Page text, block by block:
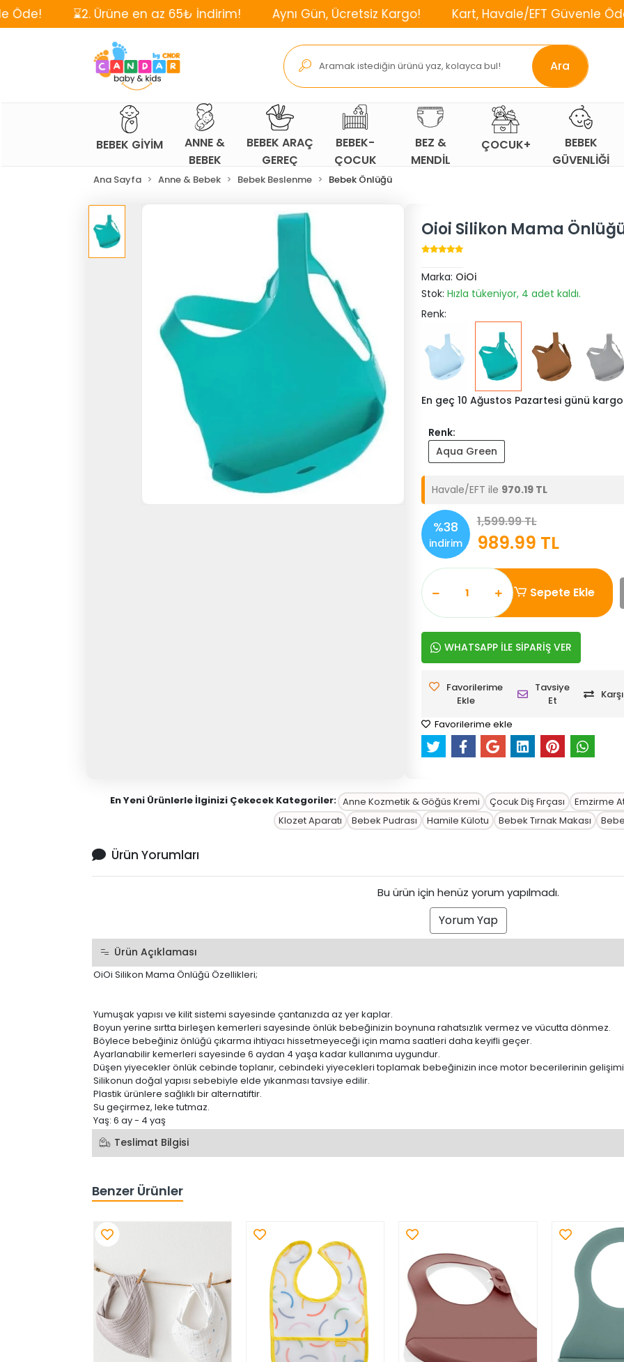
⌛2. Ürüne en az 65₺ İndirim! Aynı Gün, Ücretsiz Kargo! Kart, Havale/EFT Güvenle Öde! ⌛2.
Ara
BEBEK GİYİM
ANNE &
BEBEK
BEBEK ARAÇ
GEREÇ
BEBEK-
ÇOCUK
ODASI
BEZ &
MENDİL
ÇOCUK+
BEBEK
GÜVENLİĞİ
Ana Sayfa Anne & Bebek Bebek Beslenme Bebek Önlüğü
Oioi Silikon Mama
Marka: OiOi
Stok: Hızla tükeniyor, 4 adet kaldı.
Renk:
En geç 10 Ağustos Pazartesi günü
Renk:
Aqua Green
Havale/EFT ile 970.19 TL
%38
indirim
1,599.99 TL
989.99 TL
Sepete Ekle
WHATSAPP İLE SİPARİŞ VER
Favorilerime
Ekle
Tavsiye
Et
Favorilerime ekle
En Yeni Ürünlerle İlginizi Çekecek Kategoriler: Anne Kozmetik & Göğüs Kremi Çocuk Diş Fırçası Emzirme
Klozet Aparatı
Bebek Pudrası Hamile Külotu Bebek Tırnak Makası
Ürün Yorumları
Bu ürün için henüz yorum yapılmadı.
Yorum Yap
Ürün Açıklaması
OiOi Silikon Mama Önlüğü Özellikleri;
Yumuşak yapısı ve kilit sistemi sayesinde çantanızda az yer kaplar.
Boyun yerine sırtta birleşen kemerleri sayesinde önlük bebeğinizin boynuna rahatsızlık vermez ve vücutta dönmez.
Böylece bebeğiniz önlüğü çıkarma ihtiyacı hissetmeyeceği için mama saatleri daha keyifli geçer.
Ayarlanabilir kemerleri sayesinde 6 aydan 4 yaşa kadar kullanıma uygundur.
Düşen yiyecekler önlük cebinde toplanır, cebindeki yiyecekleri toplamak bebeğinizin ince motor becerilerinin
Silikonun doğal yapısı sebebiyle elde yıkanması tavsiye edilir.
Plastik ürünlere sağlıklı bir alternatiftir.
Su geçirmez, leke tutmaz.
Yaş: 6 ay - 4 yaş
Teslimat Bilgisi
Benzer Ürünler